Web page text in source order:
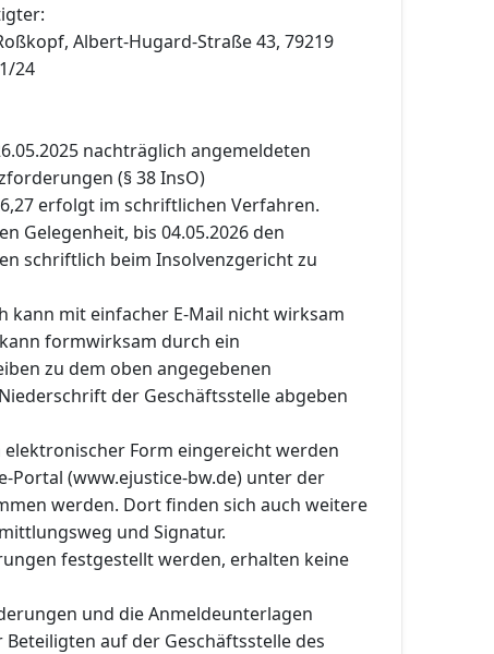
Albert-Hugard-Straße 43, 79219
24
nachträglich angemeldeten
(§ 38 InsO)
erfolgt im schriftlichen Verfahren.
Gelegenheit, bis 04.05.2026 den
schriftlich beim Insolvenzgericht zu
kann mit einfacher E-Mail nicht wirksam
formwirksam durch ein
zu dem oben angegebenen
der Geschäftsstelle abgeben
Form eingereicht werden
Portal (www.ejustice-bw.de) unter der
werden. Dort finden sich auch weitere
und Signatur.
festgestellt werden, erhalten keine
und die Anmeldeunterlagen
auf der Geschäftsstelle des